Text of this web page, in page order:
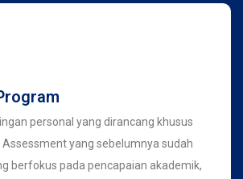
personal yang dirancang khusus
Assessment yang sebelumnya sudah
berfokus pada pencapaian akademik,